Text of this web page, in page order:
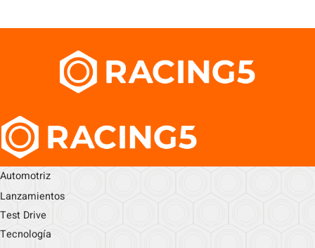
Automotriz
Lanzamientos
Test Drive
Tecnología